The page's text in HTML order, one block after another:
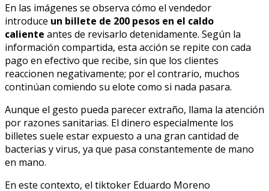
En las imágenes se observa cómo el vendedor
introduce un billete de 200 pesos en el caldo
caliente antes de revisarlo detenidamente. Según la
información compartida, esta acción se repite con cada
pago en efectivo que recibe, sin que los clientes
reaccionen negativamente; por el contrario, muchos
continúan comiendo su elote como si nada pasara.
Aunque el gesto pueda parecer extraño, llama la atención
por razones sanitarias. El dinero especialmente los
billetes suele estar expuesto a una gran cantidad de
bacterias y virus, ya que pasa constantemente de mano
en mano.
En este contexto, el tiktoker Eduardo Moreno